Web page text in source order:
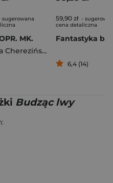
sugerowana
MK.
Elżbieta Cherezińska
59,90 zł -
cena detaliczna
6,4 (14)
Budząc lwy